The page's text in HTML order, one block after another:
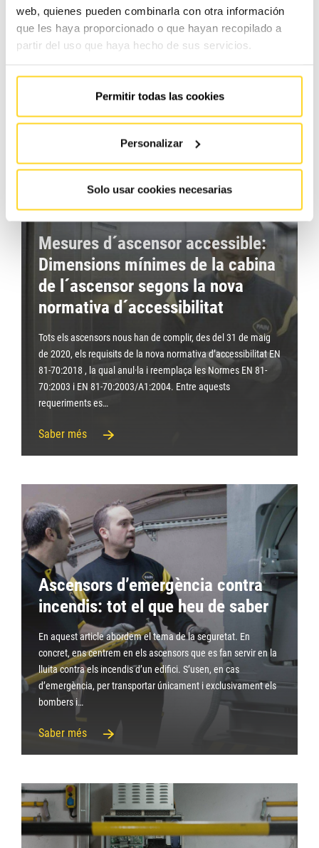
web, quienes pueden combinarla con otra información
que les haya proporcionado o que hayan recopilado a
partir del uso que haya hecho de sus servicios.
Permitir todas las cookies
Personalizar
Solo usar cookies necesarias
(IPO)
manteniment normal de qualsevol equip, també és important
per un Organisme de…
Mesures d´ascensor accessible:
Dimensions mínimes de la cabina
de l´ascensor segons la nova
normativa d´accessibilitat
Tots els ascensors nous han de complir, des del 31 de maig
de 2020, els requisits de la nova normativa d’accessibilitat EN
81-70:2018 , la qual anul·la i reemplaça les Normes EN 81-
70:2003 i EN 81-70:2003/A1:2004. Entre aquests
requeriments es…
Saber més
Ascensors d’emergència contra
incendis: tot el que heu de saber
En aquest article abordem el tema de la seguretat. En
concret, ens centrem en els ascensors que es fan servir en la
lluita contra els incendis d’un edifici. S’usen, en cas
d’emergència, per transportar únicament i exclusivament els
bombers i…
Saber més